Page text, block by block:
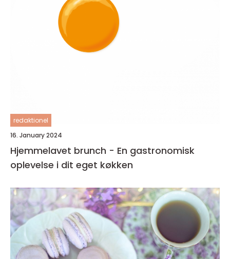
redaktionel
16. January 2024
Hjemmelavet brunch - En gastronomisk
oplevelse i dit eget køkken